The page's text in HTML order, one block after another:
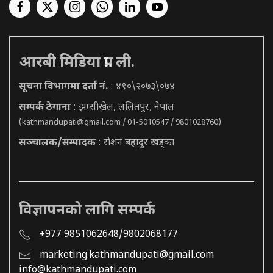
आरबी मिडिया प्रा. ली.
सूचना विभागमा दर्ता नं. : ४१०\२०७३\०७४
सम्पर्क ठेगाना : झम्सीखेल, ललितपुर, नेपाल
(kathmandupati@gmail.com / 01-5010547 / 9801028760)
सञ्चालक/सम्पादक : रोशन बहादुर खड्का
विज्ञापनको लागि सम्पर्क
+977 9851062648/9802068177
marketing.kathmandupati@gmail.com
info@kathmandupati.com